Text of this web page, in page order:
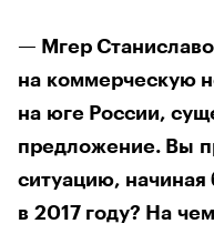
— Мгер
на коммерческую
на юге России,
предложение. Вы
ситуацию, начиная
в 2017 году? На